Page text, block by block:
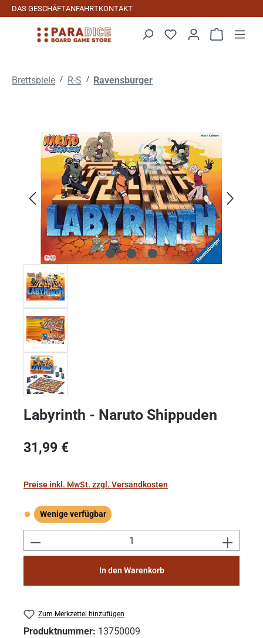
Zum Hauptinhalt springen
DAS GESCHÄFTANFAHRTKONTAKT
Brettspiele / R-S / Ravensburger
Bildergalerie überspringen
Labyrinth - Naruto Shippuden
Regulärer Preis:
31,99 €
Preise inkl. MwSt. zzgl. Versandkosten
Wenige verfügbar
Wenige verfügbar
Produkt Anzahl: Gib den gewünschten
In den Warenkorb
Zum Merkzettel hinzufügen
Produktnummer: 13750009